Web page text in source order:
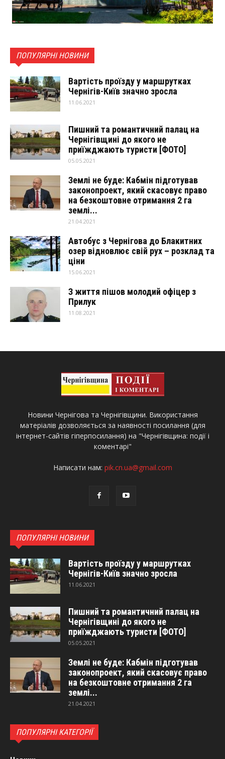
ПОПУЛЯРНІ НОВИНИ
Вартість проїзду у маршрутках
Чернігів-Київ значно зросла
11.06.2021
Пишний та романтичний палац на
Чернігівщині до якого не
приїжджають туристи [ФОТО]
05.05.2021
Землі не буде: Кабмін підготував
законопроект, який скасовує право
на безкоштовне отримання 2 га
землі...
21.04.2021
Автобус з Чернігова до Блакитних
озер відновлює свій рух – розклад та
ціни
15.06.2021
З життя пішов молодий офіцер з
Прилук
11.08.2021
Новини Чернігова та Чернігівщини. Використання
матеріалів дозволяється за наявності посилання (для
інтернет-сайтів гіперпосилання) на "Чернігівщина: події і
коментарі"
Написати нам: pik.cn.ua@gmail.com
ПОПУЛЯРНІ НОВИНИ
Вартість проїзду у маршрутках
Чернігів-Київ значно зросла
11.06.2021
Пишний та романтичний палац на
Чернігівщині до якого не
приїжджають туристи [ФОТО]
05.05.2021
Землі не буде: Кабмін підготував
законопроект, який скасовує право
на безкоштовне отримання 2 га
землі...
21.04.2021
ПОПУЛЯРНІ КАТЕГОРІЇ